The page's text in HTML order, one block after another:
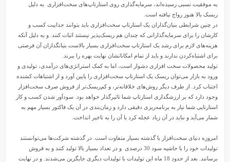
به موفقیت نسبی رسیده‌اند، سرمایهگذاری روی استارتاپ‌های سخت‌افزاری به دلیل
ریسک بالا هنوز رواج نیافته است.
در چنین شرایطی بنیان‌گذاران یک استارتاپ سخت‌افزاری باید بتوانند جذابیت کسب و
کارشان را برای سرمایه‌گذارانی که چندان هم ریسک‌پذیر نیستند اثبات کنند. و به دلیل آنکه
هزینه‌های لازم برای رشد یک استارتاپ سخت‌افزاری بسیار بالاست بنیانگذاران آن فرصتی
برای اشتباه‌کردن ندارند و باید از تمام امکاناتشان نهایت بهره را ببرند.
تولید محصولات سخت افزاری دشوار است، اما به کمک استراتژی‌های درآمدی، تولیدی و
ورود به بازار می‌توان ریسک یک استارتاپ سخت‌افزاری را پایین آورد و از اشتباهات کشنده
اجتناب کرد. از طرف دیگر روش‌های خلاقانه‌تر، و کم‌ریسک‌تر از فروش صرف سخت‌افزار
وجود دارد که بر ارزشگذاری استارتاپ شما تاثیرگذار خواهد بود. سودآور شدن کسب و کار
استارتاپی شما نیاز به برنامه‌ریزی دقیقی دارد و زمان‌بندی در آن یک فاکتور بسیار مهم به
شمار می‌آید و نباید در آن زیاد عجله کرد یا آن را به تاخیر انداخت.
امروزه دنیای سخت‌افزار با گذشته بسیار متفاوت است. در گذشته شرکت‌ها می‌توانستند
تولیدات خود را با حاشیه سود 30 درصدی و در تعداد بسیار بالا تولید کنند و به فروش
برسانند. بعد از حدود 18 ماه این تولیدات با تولیدات دیگری جایگزین می‌شدند. و در نهایت